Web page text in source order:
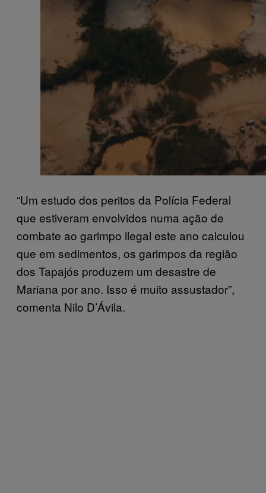
“Um estudo dos peritos da Polícia Federal
que estiveram envolvidos numa ação de
combate ao garimpo ilegal este ano calculou
que em sedimentos, os garimpos da região
dos Tapajós produzem um desastre de
Mariana por ano. Isso é muito assustador”,
comenta Nilo D’Ávila.